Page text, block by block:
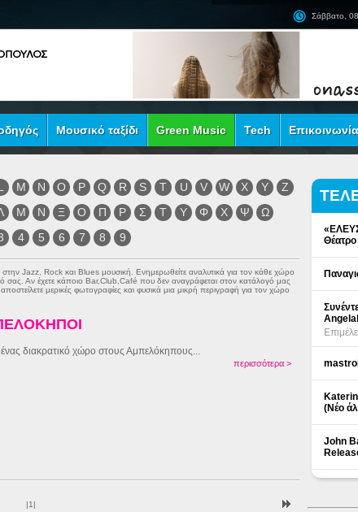
Σάββατο,
Μουσικό ταξίδι Green Music Tech Επικοινωνία
M N O P Q R S T U V W X Y
Z
Μ Ν Ξ Ο Π Ρ Σ Τ Υ Φ Χ Ψ
Ω
4 5 6 7 8 9
στην Jazz Rock και Blues μουσική. Ενημερωθείτε αναλυτικά για τον κάθε χώρο
σας. Αν έχετε κάποιο Bar,Club,Café που δεν αναγράφεται στον κατάλογό μας
μερικές φωτογραφίες και φυσικά μια μικρή περιγραφή για τον χώρο
διακρατικό χώρο στους Αμπελόκηπους...
περισσότερα >
|1 |
Θέατρο
(Νέο
John